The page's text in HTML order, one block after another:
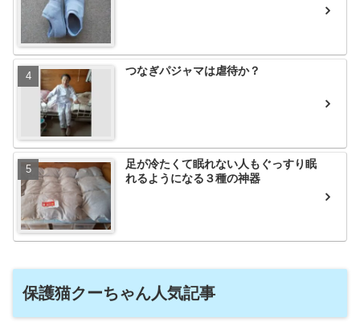
つなぎパジャマは虐待か？
足が冷たくて眠れない人もぐっすり眠
れるようになる３種の神器
保護猫クーちゃん人気記事